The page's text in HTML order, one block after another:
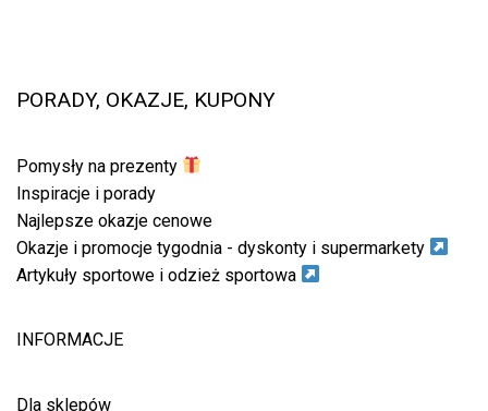
PORADY, OKAZJE, KUPONY
Pomysły na prezenty
Inspiracje i porady
Najlepsze okazje cenowe
Okazje i promocje tygodnia - dyskonty i supermarkety
Artykuły sportowe i odzież sportowa
INFORMACJE
Dla sklepów